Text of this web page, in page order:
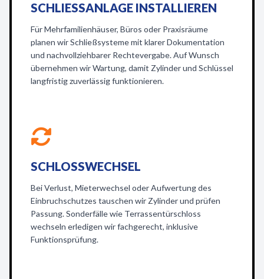
SCHLIESSANLAGE INSTALLIEREN
Für Mehrfamilienhäuser, Büros oder Praxisräume
planen wir Schließsysteme mit klarer Dokumentation
und nachvollziehbarer Rechtevergabe. Auf Wunsch
übernehmen wir Wartung, damit Zylinder und Schlüssel
langfristig zuverlässig funktionieren.
SCHLOSSWECHSEL
Bei Verlust, Mieterwechsel oder Aufwertung des
Einbruchschutzes tauschen wir Zylinder und prüfen
Passung. Sonderfälle wie Terrassentürschloss
wechseln erledigen wir fachgerecht, inklusive
Funktionsprüfung.